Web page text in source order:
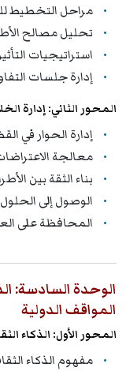
مراحل التخطيط
تحليل مصالح
استراتيجيات
إدارة جلسات
المحور الثاني: إدارة
إدارة الحوار في
معالجة
بناء الثقة بين
الوصول إلى الحلول
المحافظة على
الوحدة السادسة:
المواقف الدولية
المحور الأول: الذكاء
مفهوم الذكاء